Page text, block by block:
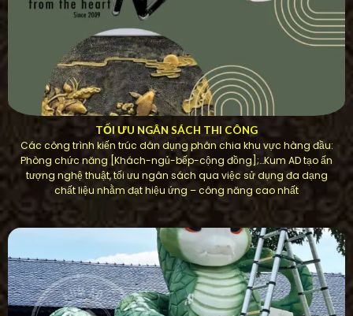
TỐI ƯU NGÂN SÁCH THI CÔNG
Các công trình kiến ​​trúc dân dụng phân chia khu vực hàng đầu:
Phòng chức năng [Khách-ngủ-bếp-cộng đồng];…Kum AD tạo ấn
tượng nghệ thuật, tối ưu ngân sách qua việc sử dụng đa dạng
chất liệu nhằm đạt hiệu ứng – công năng cao nhất